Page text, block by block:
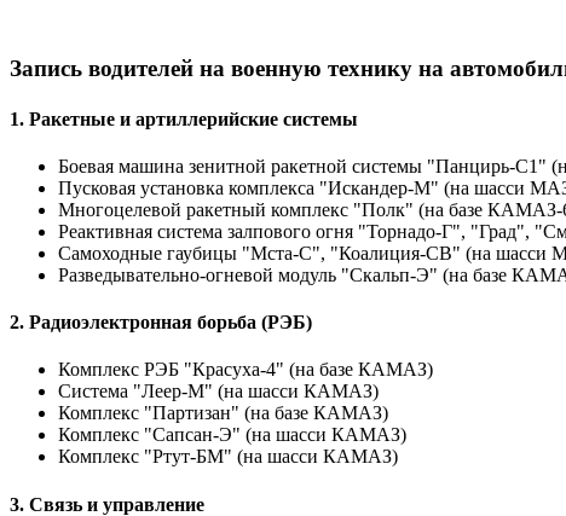
Запись водителей на военную технику на
1. Ракетные и артиллерийские системы
Боевая машина зенитной ракетной системы "Панцирь-
Пусковая установка комплекса "Искандер-М" (на шасси
Многоцелевой ракетный комплекс "Полк" (на базе КАМАЗ-
Реактивная система залпового огня "Торнадо-Г", "Град",
Самоходные гаубицы "Мста-С", "Коалиция-СВ" (на шасси
Разведывательно-огневой модуль "Скальп-Э" (на базе
2. Радиоэлектронная борьба (РЭБ)
Комплекс РЭБ "Красуха-4" (на базе КАМАЗ)
Система "Леер-М" (на шасси КАМАЗ)
Комплекс "Партизан" (на базе КАМАЗ)
Комплекс "Сапсан-Э" (на шасси КАМАЗ)
Комплекс "Ртут-БМ" (на шасси КАМАЗ)
3. Связь и управление